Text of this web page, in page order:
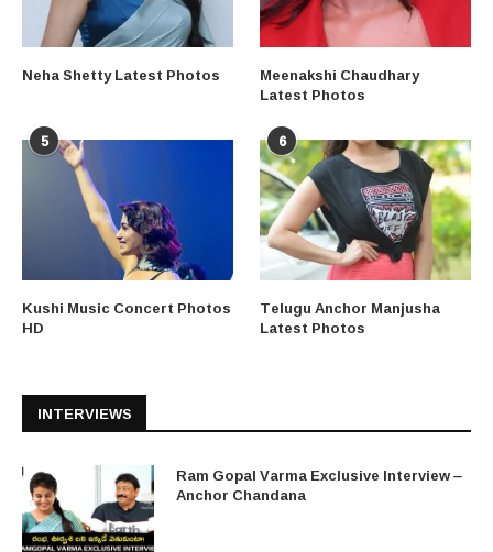
Neha Shetty Latest Photos Meenakshi Chaudhary
Latest Photos
5
Kushi Music Concert Photos
HD
6
Telugu Anchor Manjusha
Latest Photos
INTERVIEWS
Ram Gopal Varma Exclusive Interview –
Anchor Chandana